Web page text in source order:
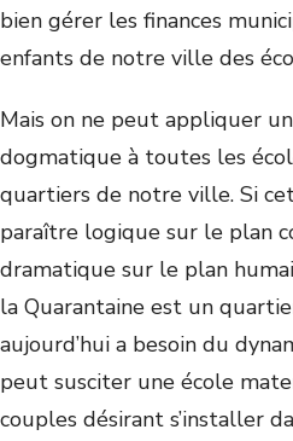
bien gérer les finances
enfants de notre ville des
Mais on ne peut appliquer
dogmatique à toutes les
quartiers de notre ville. Si
paraître logique sur le plan
dramatique sur le plan
la Quarantaine est un
aujourd’hui a besoin du
peut susciter une école
couples désirant s’installer